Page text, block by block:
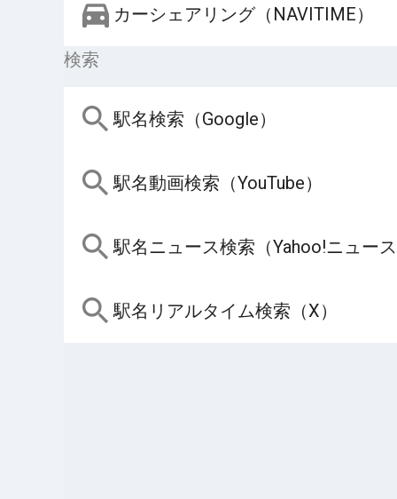
カーシェアリング（NAVITIME）
検索
駅名検索（Google）
駅名動画検索（YouTube）
駅名ニュース検索（Yahoo!ニュー
駅名リアルタイム検索（X）